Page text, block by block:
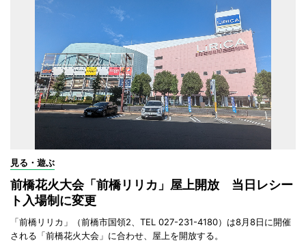
見る・遊ぶ
前橋花火大会「前橋リリカ」屋上開放 当日レシー
ト入場制に変更
「前橋リリカ」（前橋市国領2、TEL 027-231-4180）は8月8日に開催
される「前橋花火大会」に合わせ、屋上を開放する。